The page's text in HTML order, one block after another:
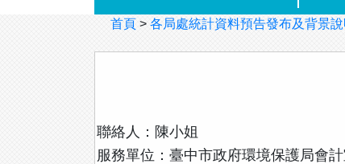
首頁 > 各局處統計資料預告發布及背景說
聯絡人：陳小姐
服務單位：臺中市政府環境保護局會